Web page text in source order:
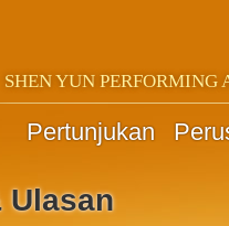
SHEN YUN PERFORMING
Pertunjukan
Ulasan